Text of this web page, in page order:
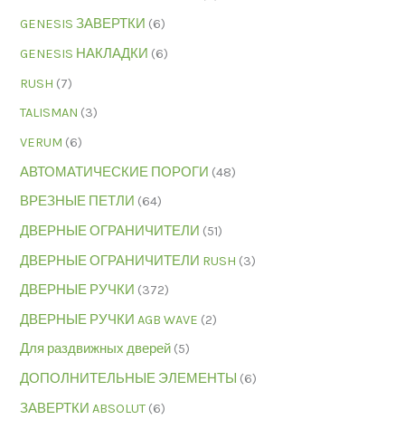
GENESIS ЗАВЕРТКИ (6)
GENESIS НАКЛАДКИ (6)
RUSH (7)
TALISMAN (3)
VERUM (6)
АВТОМАТИЧЕСКИЕ ПОРОГИ (48)
ВРЕЗНЫЕ ПЕТЛИ (64)
ДВЕРНЫЕ ОГРАНИЧИТЕЛИ (51)
ДВЕРНЫЕ ОГРАНИЧИТЕЛИ RUSH (3)
ДВЕРНЫЕ РУЧКИ (372)
ДВЕРНЫЕ РУЧКИ AGB WAVE (2)
Для раздвижных дверей (5)
ДОПОЛНИТЕЛЬНЫЕ ЭЛЕМЕНТЫ (6)
ЗАВЕРТКИ ABSOLUT (6)